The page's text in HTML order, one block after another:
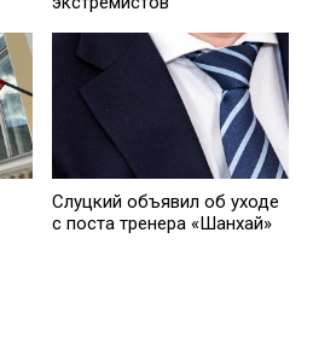
Слуцкий объявил об уходе
с поста тренера «Шанхай»